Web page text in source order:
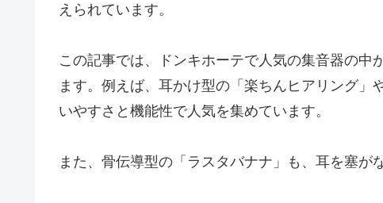
えられています。
この記事では、ドンキホーテで人気の集音器の中
ます。例えば、耳かけ型の「楽ちんヒアリング
いやすさと機能性で人気を集めています。
また、骨伝導型の「ラスタバナナ」も、耳を塞が